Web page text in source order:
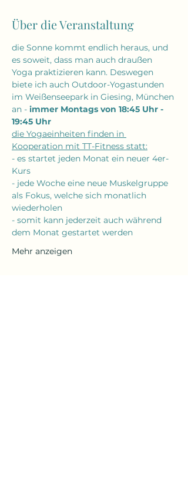
Über die Veranstaltung
die Sonne kommt endlich heraus, und
es soweit, dass man auch draußen
Yoga praktizieren kann. Deswegen
biete ich auch Outdoor-Yogastunden
im Weißenseepark in Giesing, München
an - immer Montags von 18:45 Uhr -
19:45 Uhr
die Yogaeinheiten finden in
Kooperation mit TT-Fitness statt:
- es startet jeden Monat ein neuer 4er-
Kurs
- jede Woche eine neue Muskelgruppe
als Fokus, welche sich monatlich
wiederholen
- somit kann jederzeit auch während
dem Monat gestartet werden
Mehr anzeigen